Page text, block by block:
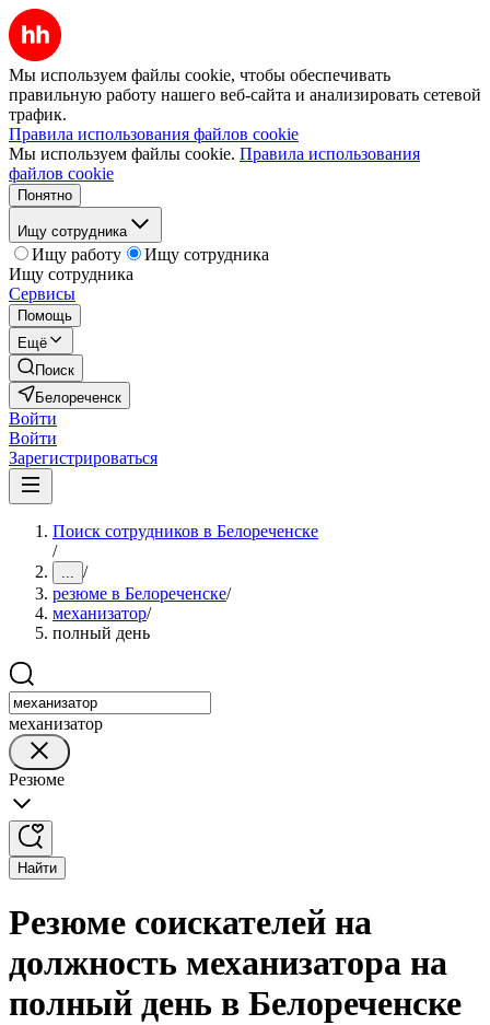
Мы используем файлы cookie, чтобы обеспечивать
правильную работу нашего веб-сайта и анализировать сетевой
трафик.
Правила использования файлов cookie
Мы используем файлы cookie. Правила использования
файлов cookie
Понятно
Ищу сотрудника
Ищу работу
Ищу сотрудника
Ищу сотрудника
Сервисы
Помощь
Ещё
Поиск
Белореченск
Войти
Войти
Зарегистрироваться
Поиск сотрудников в Белореченске
/
... /
резюме в Белореченске/
механизатор/
полный день
механизатор
Резюме
Найти
Резюме соискателей на
должность механизатора на
полный день в Белореченске